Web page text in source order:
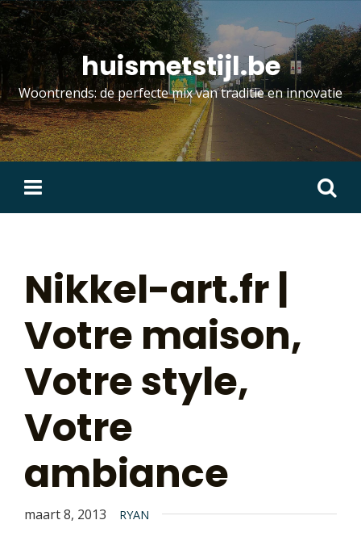
Skip
to
content
huismetstijl.be
Woontrends: de perfecte mix van traditie en innovatie
Zoeken
naar:
Nikkel-art.fr |
Votre maison,
Votre style,
Votre
ambiance
maart 8, 2013 RYAN